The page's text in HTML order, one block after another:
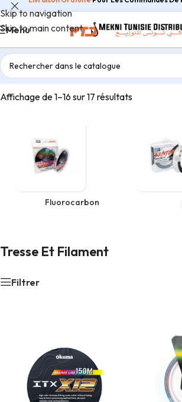
Skip to navigation
Skip to main content
Menu
Accueil/Pêche en Bateau/Tresse Et
Affichage de 1–16 sur 17 résultats
Fluorocarbon
Tresse Et Filament
Filtrer